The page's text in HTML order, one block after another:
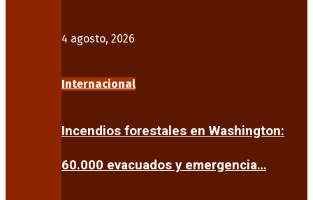
4 agosto, 2026
Internacional
Incendios forestales en Washington:
60.000 evacuados y emergencia…